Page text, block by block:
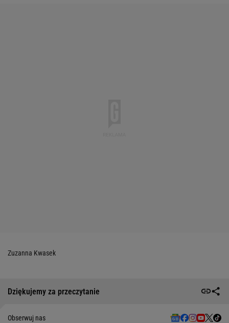
Zuzanna Kwasek
Dziękujemy za przeczytanie
Obserwuj nas